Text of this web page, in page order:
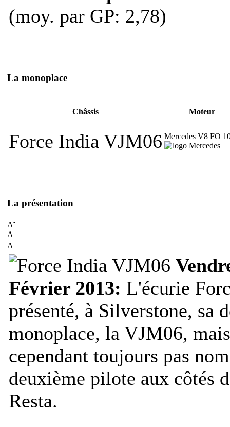
(moy. par GP: 2,78)
La monoplace
Châssis Moteur
Force India VJM06 Mercedes V8 FO
La présentation
A-
A
A+
Février 2013: L'écurie
présenté, à Silverstone, sa
monoplace, la VJM06,
cependant toujours pas
deuxième pilote aux côtés
Resta.